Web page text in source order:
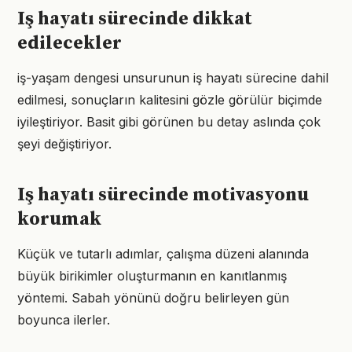
Iş hayatı sürecinde dikkat
edilecekler
iş-yaşam dengesi unsurunun iş hayatı sürecine dahil
edilmesi, sonuçların kalitesini gözle görülür biçimde
iyileştiriyor. Basit gibi görünen bu detay aslında çok
şeyi değiştiriyor.
Iş hayatı sürecinde motivasyonu
korumak
Küçük ve tutarlı adımlar, çalışma düzeni alanında
büyük birikimler oluşturmanın en kanıtlanmış
yöntemi. Sabah yönünü doğru belirleyen gün
boyunca ilerler.